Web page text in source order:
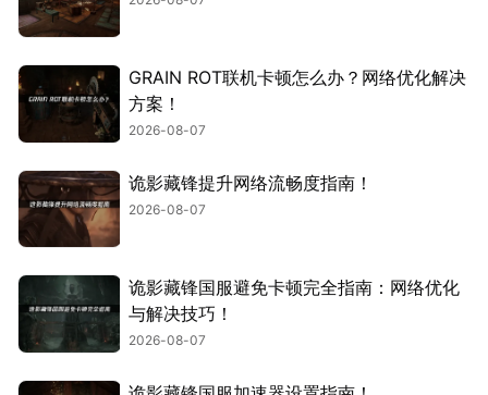
GRAIN ROT联机卡顿怎么办？网络优化解决
方案！
2026-08-07
诡影藏锋提升网络流畅度指南！
2026-08-07
诡影藏锋国服避免卡顿完全指南：网络优化
与解决技巧！
2026-08-07